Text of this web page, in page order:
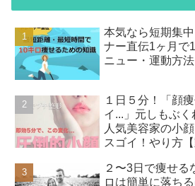
本気なら短期集
ナー直伝1ヶ月で
ニュー・運動方
１日５分！「顔
イ...」元しもぶ
人気美容家の小
スゴイ！やり方【
２〜3日で痩せる
ロは簡単に落ち